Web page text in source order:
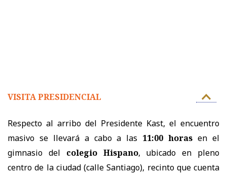
VISITA PRESIDENCIAL
Respecto al arribo del Presidente Kast, el encuentro
masivo se llevará a cabo a las 11:00 horas en el
gimnasio del colegio Hispano, ubicado en pleno
centro de la ciudad (calle Santiago), recinto que cuenta